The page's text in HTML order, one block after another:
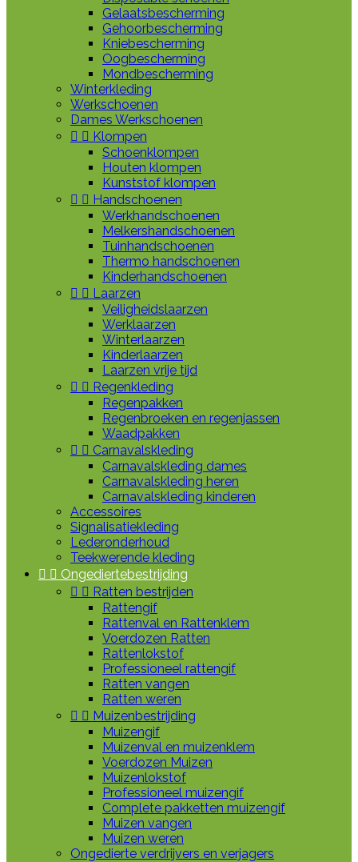
Gelaatsbescherming
Gehoorbescherming
Kniebescherming
Oogbescherming
Mondbescherming
Winterkleding
Werkschoenen
Dames Werkschoenen
  Klompen
Schoenklompen
Houten klompen
Kunststof klompen
  Handschoenen
Werkhandschoenen
Melkershandschoenen
Tuinhandschoenen
Thermo handschoenen
Kinderhandschoenen
  Laarzen
Veiligheidslaarzen
Werklaarzen
Winterlaarzen
Kinderlaarzen
Laarzen vrije tijd
  Regenkleding
Regenpakken
Regenbroeken en regenjassen
Waadpakken
  Carnavalskleding
Carnavalskleding dames
Carnavalskleding heren
Carnavalskleding kinderen
Accessoires
Signalisatiekleding
Lederonderhoud
Teekwerende kleding
  Ongediertebestrijding
  Ratten bestrijden
Rattengif
Rattenval en Rattenklem
Voerdozen Ratten
Rattenlokstof
Professioneel rattengif
Ratten vangen
Ratten weren
  Muizenbestrijding
Muizengif
Muizenval en muizenklem
Voerdozen Muizen
Muizenlokstof
Professioneel muizengif
Complete pakketten muizengif
Muizen vangen
Muizen weren
Ongedierte verdrijvers en verjagers